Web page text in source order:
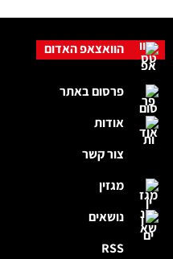
הוואצאפ האדום
פרסום באתר
אודות
צור קשר
מגזין
נושאים
RSS